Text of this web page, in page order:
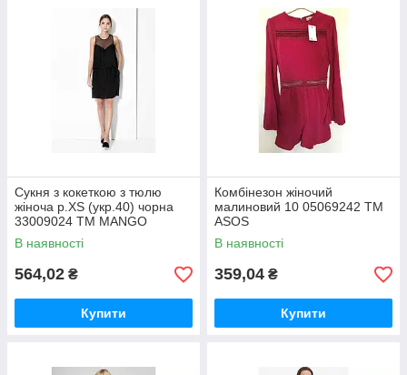
Сукня з кокеткою з тюлю
жіноча р.XS (укр.40) чорна
33009024 ТМ MANGO
В наявності
564,02 ₴
Купити
Комбінезон жіночий
малиновий 10 05069242 ТМ
ASOS
В наявності
359,04 ₴
Купити